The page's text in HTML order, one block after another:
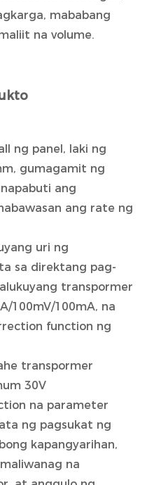
mababang
na volume.
ng panel, laki ng
gumagamit ng
ang
ang rate ng
uri ng
sa direktang pag-
transpormer
100mV/100mA, na
function ng
transpormer
30V
na parameter
ng pagsukat ng
kapangyarihan,
na